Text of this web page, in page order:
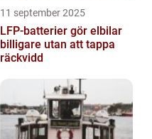
11 september 2025
LFP-batterier gör elbilar
billigare utan att tappa
räckvidd